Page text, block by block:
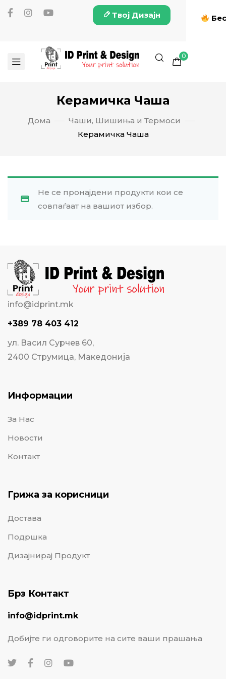
Твој Дизајн
0
Керамичка Чаша
Дома
Чаши, Шишиња и Термоси
Керамичка Чаша
Не се пронајдени продукти кои се
совпаѓаат на вашиот избор.
info@idprint.mk
+389 78 403 412
ул. Васил Сурчев 60,
2400 Струмица, Македонија
Информации
За Нас
Новости
Контакт
Грижа за корисници
Достава
Подршка
Дизајнирај Продукт
Брз Контакт
info@idprint.mk
Добијте ги одговорите на сите ваши прашања